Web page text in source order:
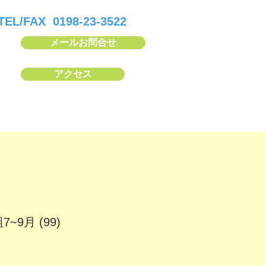
FAX 0198-23-3522
メールお問合せ
アクセス
7~9月 (99)